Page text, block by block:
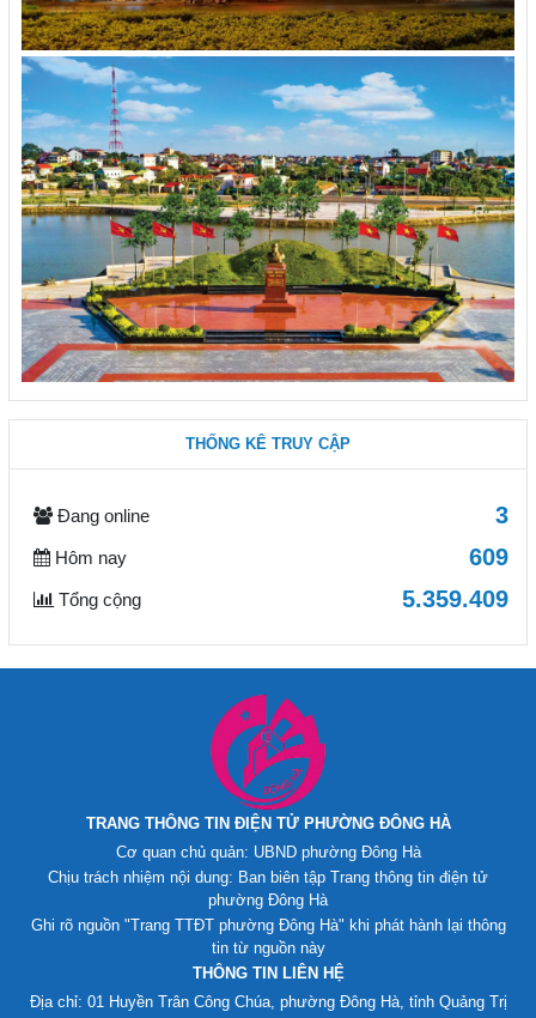
THỐNG KÊ TRUY CẬP
Đang online 3
Hôm nay 609
Tổng cộng 5.359.409
TRANG THÔNG TIN ĐIỆN TỬ PHƯỜNG ĐÔNG HÀ
Cơ quan chủ quản: UBND phường Đông Hà
Chịu trách nhiệm nội dung: Ban biên tập Trang thông tin điện tử
phường Đông Hà
Ghi rõ nguồn "Trang TTĐT phường Đông Hà" khi phát hành lại thông
tin từ nguồn này
THÔNG TIN LIÊN HỆ
Địa chỉ: 01 Huyền Trân Công Chúa, phường Đông Hà, tỉnh Quảng Trị